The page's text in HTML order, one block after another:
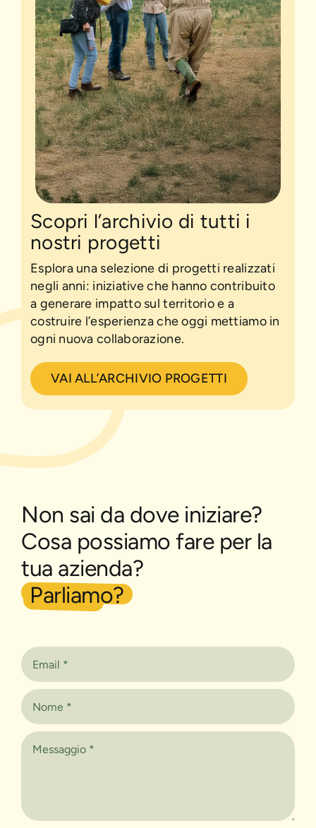
Scopri l’archivio di tutti i
nostri progetti
Esplora una selezione di progetti realizzati
negli anni: iniziative che hanno contribuito
a generare impatto sul territorio e a
costruire l’esperienza che oggi mettiamo in
ogni nuova collaborazione.
VAI ALL’ARCHIVIO PROGETTI
Non sai da dove iniziare?
Cosa possiamo fare per la
tua azienda?
Parliamo?